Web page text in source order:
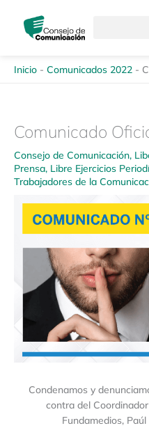
contenido
Inicio - Comunicados 2022 -
Comunicado
Consejo de Comunicación,
Prensa, Libre Ejercicios
Trabajadores de la
Condenamos y
contra del
Fundamedios,